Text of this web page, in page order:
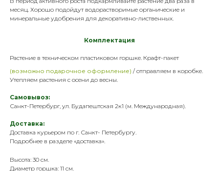
месяц. Хорошо подойдут водорастворимые органические и
минеральные удобрения для декоративно-лиственных.
Комплектация
Растение в техническом пластиковом горшке. Крафт-пакет
(возможно подарочное оформление) / отправляем в коробке.
Утепляем растения с осени до весны.
Самовывоз:
Санкт-Петербург, ул. Будапештская 2к1 (м. Международная).
Доставка:
Доставка курьером по г. Санкт- Петербургу.
Подробнее в разделе «доставка».
Высота: 30 см.
Диаметр горшка: 11 см.